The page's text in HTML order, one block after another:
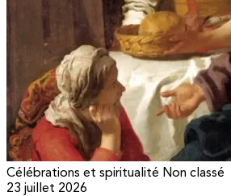
Célébrations et spiritualité Non classé
23 juillet 2026